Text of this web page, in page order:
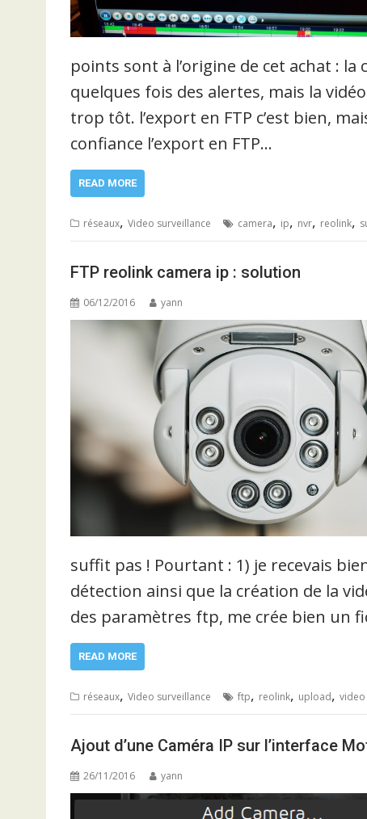
points sont à l’origine de cet achat : la
quelques fois des alertes, mais la
trop tôt. l’export en FTP c’est bien,
confiance l’export en FTP…
READ MORE
réseaux, Video surveillance camera, ip, nvr, reolink,
FTP reolink camera ip : solution
06/12/2016 yann
suffit pas ! Pourtant : 1) je recevais
détection ainsi que la création de la
des paramètres ftp, me crée bien un
READ MORE
réseaux, Video surveillance ftp, reolink, upload, video
Ajout d’une Caméra IP sur l’interface
26/11/2016 yann